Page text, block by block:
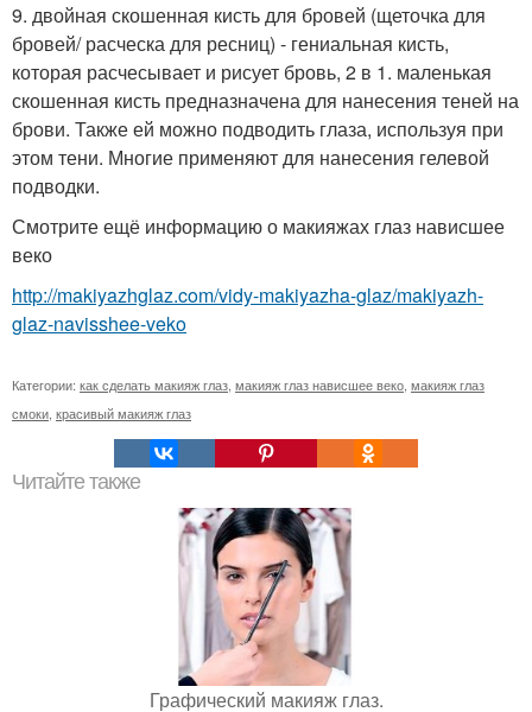
9. двойная скошенная кисть для бровей (щеточка для
бровей/ расческа для ресниц) - гениальная кисть,
которая расчесывает и рисует бровь, 2 в 1. маленькая
скошенная кисть предназначена для нанесения теней на
брови. Также ей можно подводить глаза, используя при
этом тени. Многие применяют для нанесения гелевой
подводки.
Смотрите ещё информацию о макияжах глаз нависшее
веко
http://makiyazhglaz.com/vidy-makiyazha-glaz/makiyazh-
glaz-navisshee-veko
Категории: как сделать макияж глаз, макияж глаз нависшее веко, макияж глаз
смоки, красивый макияж глаз
Читайте также
Графический макияж глаз.